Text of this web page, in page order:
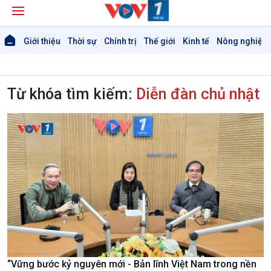
Giới thiệu Thời sự Chính trị Thế giới Kinh tế Nông nghiệp
Giới thiệu
Thời sự
Thời sự 6h
Thời sự 12h
Thời sự 18h
Thời sự 21h30
Từ khóa tìm kiếm: Diễn đàn chủ nhật
“Vững bước kỷ nguyên mới - Bản lĩnh Việt Nam trong nền